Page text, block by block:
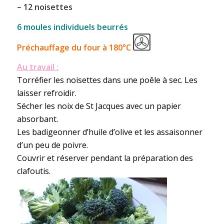
– 12 noisettes
6 moules individuels beurrés
Préchauffage du four à 180°C
Au travail :
Torréfier les noisettes dans une poêle à sec. Les
laisser refroidir.
Sécher les noix de St Jacques avec un papier
absorbant.
Les badigeonner d’huile d’olive et les assaisonner
d’un peu de poivre.
Couvrir et réserver pendant la préparation des
clafoutis.